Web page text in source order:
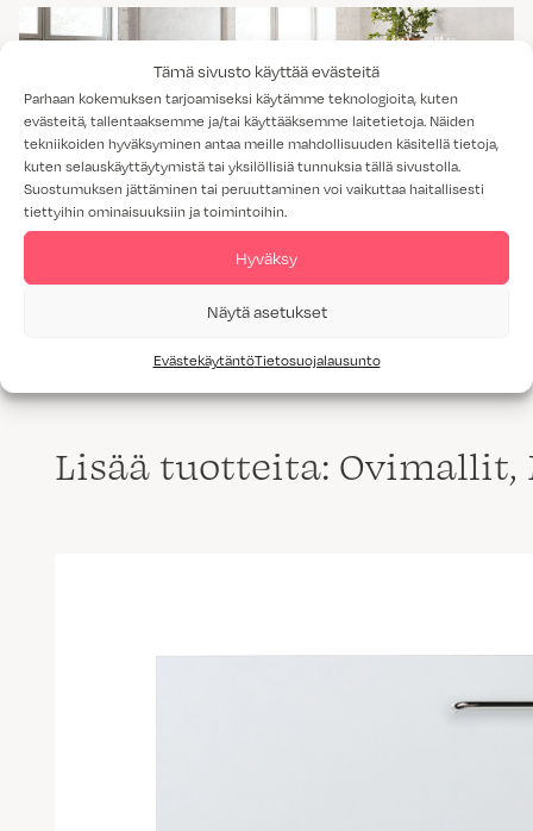
Tämä sivusto käyttää evästeitä
Parhaan kokemuksen tarjoamiseksi käytämme teknologioita, kuten
evästeitä, tallentaaksemme ja/tai käyttääksemme laitetietoja. Näiden
tekniikoiden hyväksyminen antaa meille mahdollisuuden käsitellä tietoja,
kuten selauskäyttäytymistä tai yksilöllisiä tunnuksia tällä sivustolla.
Suostumuksen jättäminen tai peruuttaminen voi vaikuttaa haitallisesti
tiettyihin ominaisuuksiin ja toimintoihin.
Hyväksy
Näytä asetukset
EvästekäytäntöTietosuojalausunto
AITTA HIILIPUU
Lisää tuotteita: